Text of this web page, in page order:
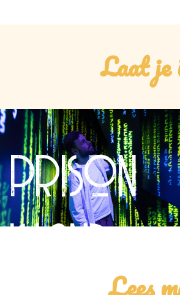
Laat je
prison
island